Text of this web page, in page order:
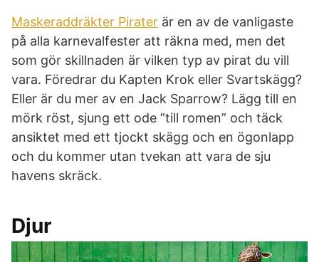
Maskeraddräkter Pirater är en av de vanligaste
på alla karnevalfester att räkna med, men det
som gör skillnaden är vilken typ av pirat du vill
vara. Föredrar du Kapten Krok eller Svartskägg?
Eller är du mer av en Jack Sparrow? Lägg till en
mörk röst, sjung ett ode ”till romen” och täck
ansiktet med ett tjockt skägg och en ögonlapp
och du kommer utan tvekan att vara de sju
havens skräck.
Djur